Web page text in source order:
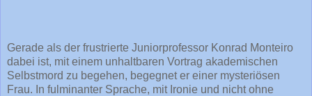
Gerade als der frustrierte Juniorprofessor Konrad Monteiro
dabei ist, mit einem unhaltbaren Vortrag akademischen
Selbstmord zu begehen, begegnet er einer mysteriösen
Frau. In fulminanter Sprache, mit Ironie und nicht ohne